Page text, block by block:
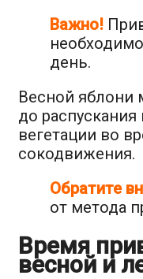
Важно!
день.
Весной яблони
до
вегетации во
сокодвижения.
Обратите
от метода
Время
весной и